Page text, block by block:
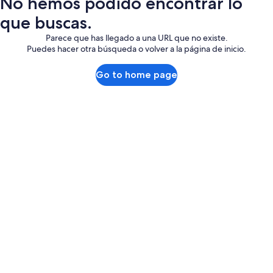
que buscas.
Parece que has llegado a una URL que no existe.
Puedes hacer otra búsqueda o volver a la página de inicio.
Go to home page